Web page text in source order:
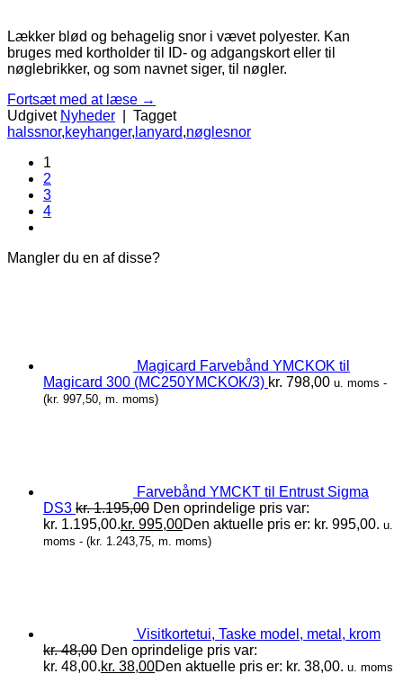
Lækker blød og behagelig snor i vævet polyester. Kan
bruges med kortholder til ID- og adgangskort eller til
nøglebrikker, og som navnet siger, til nøgler.
Fortsæt med at læse →
Udgivet Nyheder
Tagget
halssnor,keyhanger, lanyard,nøglesnor
1
2
3
4
Mangler du en af disse?
Magicard Farvebånd YMCKOK til
Magicard 300 (MC250YMCKOK/3) kr. 798,00 u. moms -
(kr. 997,50, m. moms)
Farvebånd YMCKT til Entrust Sigma
DS3 kr.1.195,00 Den oprindelige pris var:
kr. 1.195,00.kr. 995,00Den aktuelle pris er: kr. 995,00. u.
moms - (kr. 1.243,75, m. moms)
Visitkortetui, Taske model, metal, krom
kr.48,00 Den oprindelige pris var:
kr. 48,00.kr. 38,00Den aktuelle pris er: kr. 38,00. u. moms